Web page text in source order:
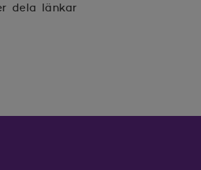
dela länkar